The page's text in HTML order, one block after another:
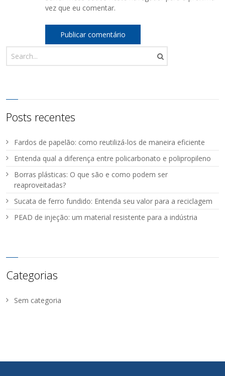
vez que eu comentar.
Posts recentes
Fardos de papelão: como reutilizá-los de maneira eficiente
Entenda qual a diferença entre policarbonato e polipropileno
Borras plásticas: O que são e como podem ser
reaproveitadas?
Sucata de ferro fundido: Entenda seu valor para a reciclagem
PEAD de injeção: um material resistente para a indústria
Categorias
Sem categoria